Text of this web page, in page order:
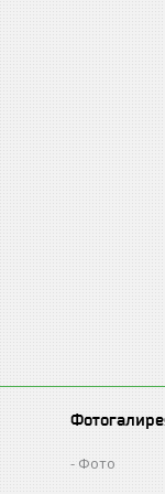
Фото